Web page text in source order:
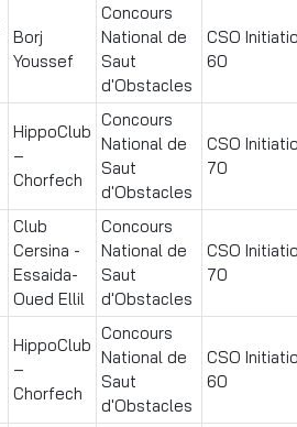
Borj
Youssef
Concours
National de
Saut
d'Obstacles
CSO
60
HippoClub
–
Chorfech
Concours
National de
Saut
d'Obstacles
CSO
70
Club
Cersina -
Essaida-
Oued Ellil
Concours
National de
Saut
d'Obstacles
CSO
70
HippoClub
–
Chorfech
Concours
National de
Saut
d'Obstacles
CSO
60